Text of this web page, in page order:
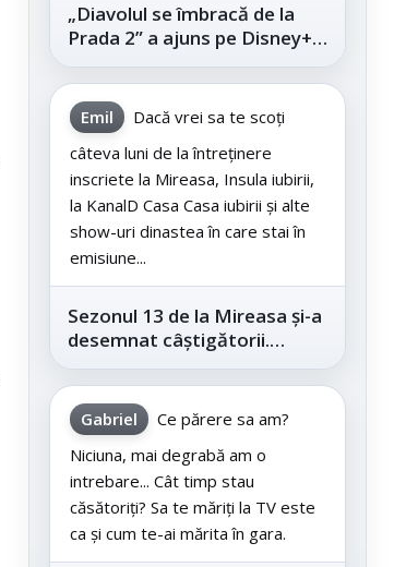
„Diavolul se îmbracă de la
Prada 2” a ajuns pe Disney+,
după succesul din
cinematografe
Emil
Dacă vrei sa te scoți
câteva luni de la întreținere
inscriete la Mireasa, Insula iubirii,
la KanalD Casa Casa iubirii și alte
show-uri dinastea în care stai în
emisiune...
Sezonul 13 de la Mireasa și-a
desemnat câștigătorii.
Telespectatorii au decis care
este...
Gabriel
Ce părere sa am?
Niciuna, mai degrabă am o
intrebare... Cât timp stau
căsătoriți? Sa te măriți la TV este
ca și cum te-ai mărita în gara.